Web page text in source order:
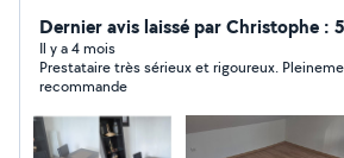
visite de courtoisie, surveillance
sur demande Prestation nettoyage et service aux
professionnel (bureaux, cabinets, air
commerciaux) Nettoyage, rénovation de Sépulture et
fleurissement Entretien espace vert et jardinage: Tonte,
désherbage, plantation Devis Gratuit
Dernier avis laissé par Christophe :
Il y a 4 mois
Prestataire très sérieux et rigoureux.
recommande